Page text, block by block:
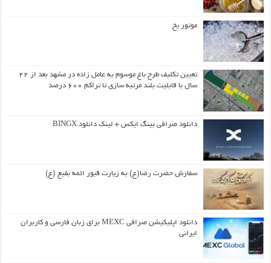
موتور یخ
تعیین تکلیف طرح باغ موسوم به عامل زاده در مشهد بعد از ۲۲
سال با قابلیت بلند مرتبه سازی تا تراکم ۶۰۰ درصد
دانلود صرافی بینگ ایکس + لینک دانلود BINGX
سفارش حضرت رضا(ع) به زیارت قبور ائمه بقیع (ع)
دانلود اپلیکیشن صرافی MEXC برای زبان فارسی و کاربران
ایرانی